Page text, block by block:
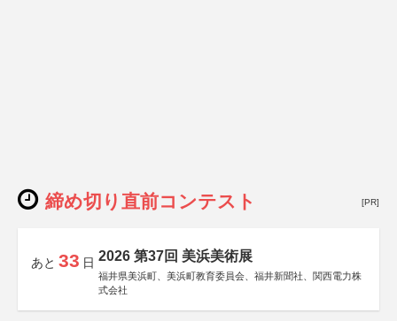
締め切り直前コンテスト [PR]
あと 33 日 2026 第37回 美浜美術展
福井県美浜町、美浜町教育委員会、福井新聞社、関西電力株
式会社